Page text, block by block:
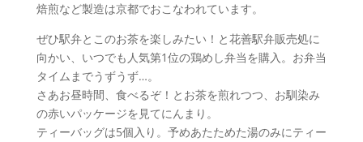
焙煎など製造は京都でおこなわれています。
ぜひ駅弁とこのお茶を楽しみたい！と花善駅弁販売処に
向かい、いつでも人気第1位の鶏めし弁当を購入。お弁当
タイムまでうずうず…。
さあお昼時間、食べるぞ！とお茶を煎れつつ、お馴染み
の赤いパッケージを見てにんまり。
ティーバッグは5個入り。予めあたためた湯のみにティー